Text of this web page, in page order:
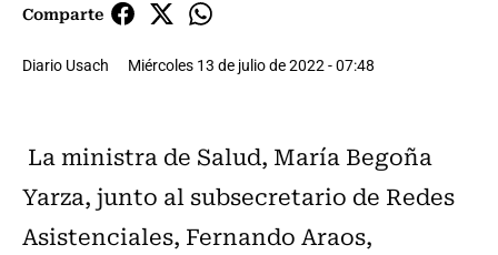
Comparte
Diario Usach Miércoles 13 de julio de 2022 - 07:48
La ministra de Salud, María Begoña
Yarza, junto al subsecretario de Redes
Asistenciales, Fernando Araos,